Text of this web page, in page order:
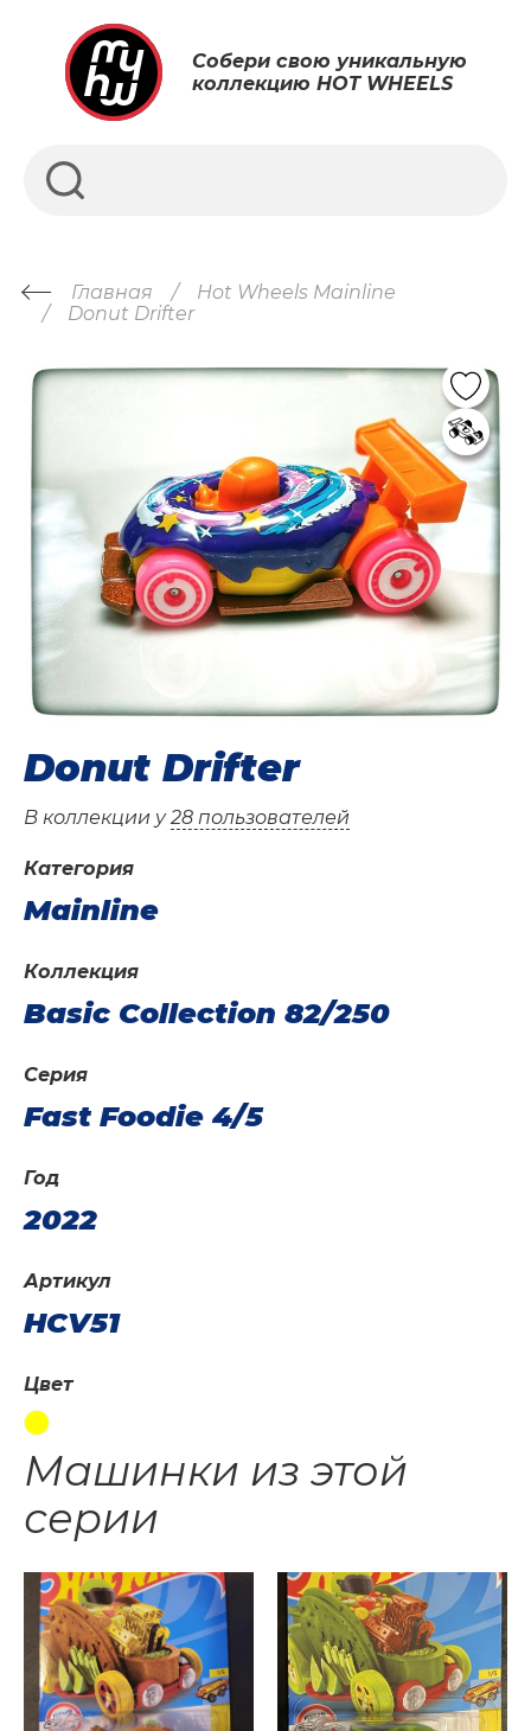
Собери свою уникальную
коллекцию HOT WHEELS
Главная
Hot Wheels Mainline
Donut Drifter
Donut Drifter
В коллекции у28 пользователей
Категория
Mainline
Год
2022
Коллекция
Basic Collection 82/250
Артикул
HCV51
Серия
Fast Foodie 4/5
Цвет
Машинки из этой
серии